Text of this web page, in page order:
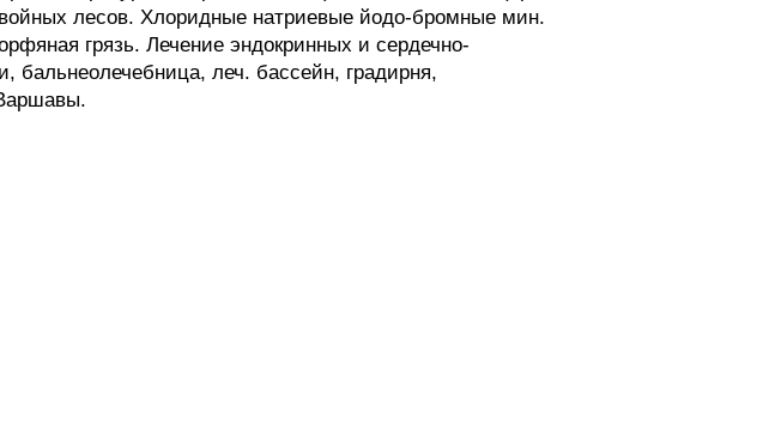
лесов. Хлоридные натриевые йодо-бромные мин.
грязь. Лечение эндокринных и сердечно-
леч. бассейн, градирня,